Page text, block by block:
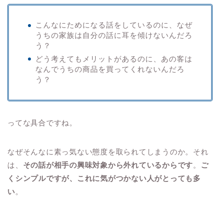
こんなにためになる話をしているのに、なぜ
うちの家族は自分の話に耳を傾けないんだろ
う？
どう考えてもメリットがあるのに、あの客は
なんでうちの商品を買ってくれないんだろ
う？
ってな具合ですね。
なぜそんなに素っ気ない態度を取られてしまうのか。それ
は、 その話が相手の興味対象から外れているからです。 ご
くシンプルですが、これに気がつかない人がとっても多
い。